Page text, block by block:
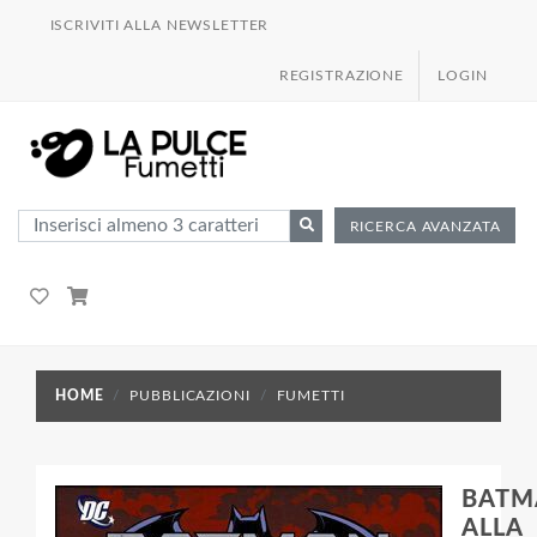
ISCRIVITI ALLA NEWSLETTER
REGISTRAZIONE LOGIN
RICERCA AVANZATA
HOME PUBBLICAZIONI FUMETTI
ALLA